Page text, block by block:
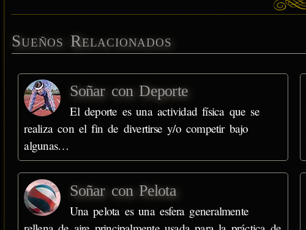
Sueños Relacionados
Soñar con Deporte
El deporte es una actividad física que se
realiza con el fin de divertirse y/o competir bajo
algunas…
Soñar con Pelota
Una pelota es una esfera generalmente